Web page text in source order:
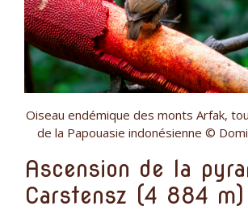
Oiseau endémique des monts Arfak,
de la Papouasie indonésienne ©
Ascension de la
Carstensz (4 884 m)